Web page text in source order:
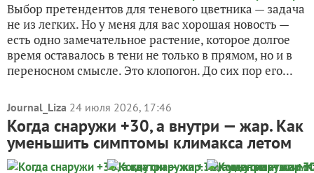
Выбор претендентов для теневого цветника — задача
не из легких. Но у меня для вас хорошая новость —
есть одно замечательное растение, которое долгое
время оставалось в тени не только в прямом, но и в
переносном смысле. Это клопогон. До сих пор его...
Journal_Liza 24 июля 2026, 17:46
Когда снаружи +30, а внутри — жар. Как
уменьшить симптомы климакса летом